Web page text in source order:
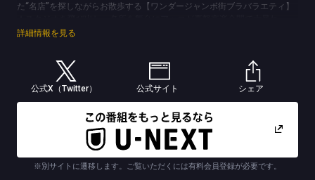
た“名店”を探しながらお散歩する【ワンダージャンボ街ブラバラエティ】
★忖度なしにズバズバ話す2人のコンビネーションにも注目
詳細情報を見る
公式X（Twitter） 公式サイト シェア
※別サイトに遷移します。ご覧いただくには有料会員登録が必要です。